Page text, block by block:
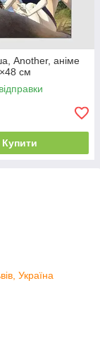
Another, аніме
см
Купити
Україна